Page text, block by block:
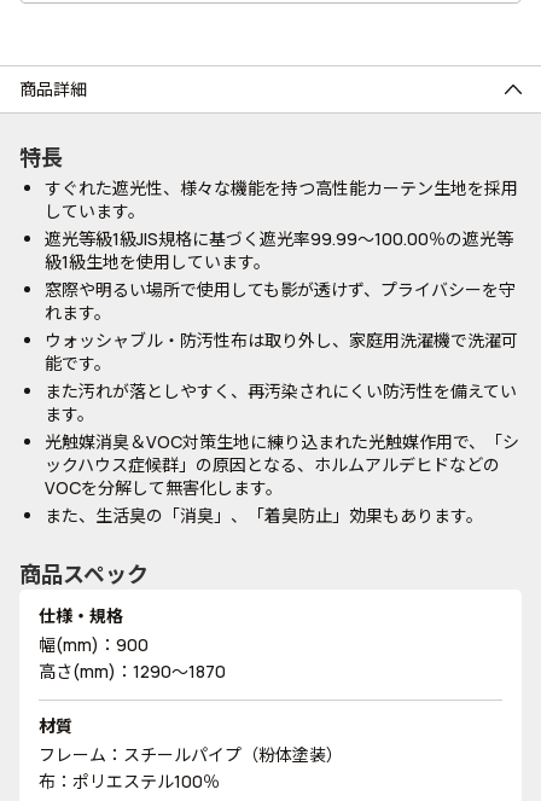
商品詳細
特長
すぐれた遮光性、様々な機能を持つ高性能カーテン生地を採用
しています。
遮光等級1級JIS規格に基づく遮光率99.99～100.00％の遮光等
級1級生地を使用しています。
窓際や明るい場所で使用しても影が透けず、プライバシーを守
れます。
ウォッシャブル・防汚性布は取り外し、家庭用洗濯機で洗濯可
能です。
また汚れが落としやすく、再汚染されにくい防汚性を備えてい
ます。
光触媒消臭＆VOC対策生地に練り込まれた光触媒作用で、「シ
ックハウス症候群」の原因となる、ホルムアルデヒドなどの
VOCを分解して無害化します。
また、生活臭の「消臭」、「着臭防止」効果もあります。
商品スペック
仕様・規格
幅(mm)：900
高さ(mm)：1290～1870
材質
フレーム：スチールパイプ（粉体塗装）
布：ポリエステル100％